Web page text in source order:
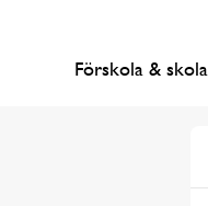
Förskola & skola